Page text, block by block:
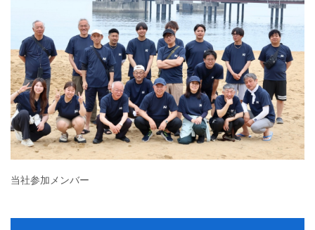
当社参加メンバー